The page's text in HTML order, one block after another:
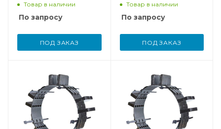
Товар в наличии
По запросу
ПОД ЗАКАЗ
Товар в наличии
По запросу
ПОД ЗАКАЗ